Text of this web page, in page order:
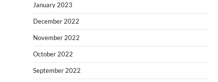
January 2023
December 2022
November 2022
October 2022
September 2022